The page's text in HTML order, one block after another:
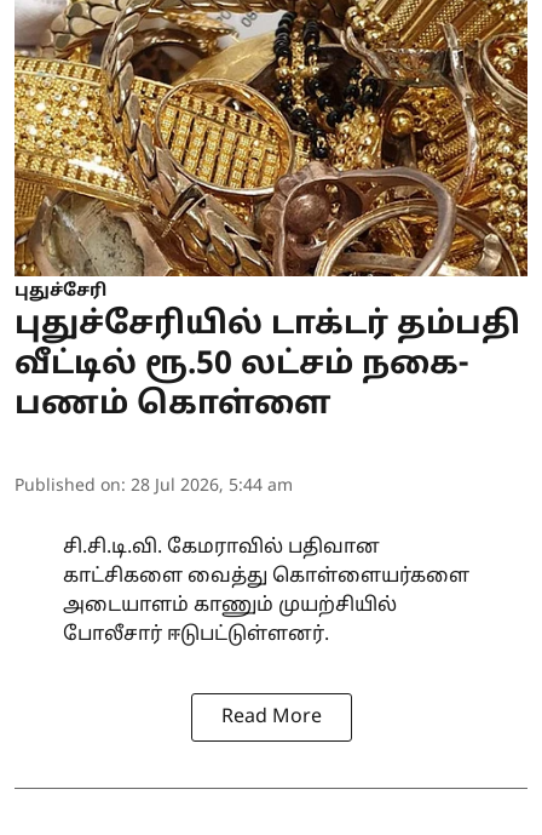
புதுச்சேரி
புதுச்சேரியில் டாக்டர் தம்பதி
வீட்டில் ரூ.50 லட்சம் நகை-
பணம் கொள்ளை
Published on: 28 Jul 2026, 5:44 am
சி.சி.டி.வி. கேமராவில் பதிவான
காட்சிகளை வைத்து கொள்ளையர்களை
அடையாளம் காணும் முயற்சியில்
போலீசார் ஈடுபட்டுள்ளனர்.
Read More